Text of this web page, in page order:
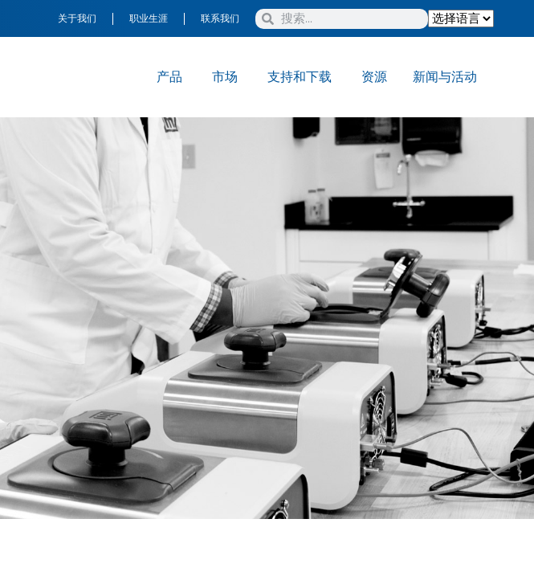
关于我们 职业生涯 联系我们
产品 市场 支持和下载 资源 新闻与活动